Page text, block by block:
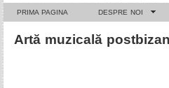
PRIMA PAGINA DESPRE NOI
Artă muzicală